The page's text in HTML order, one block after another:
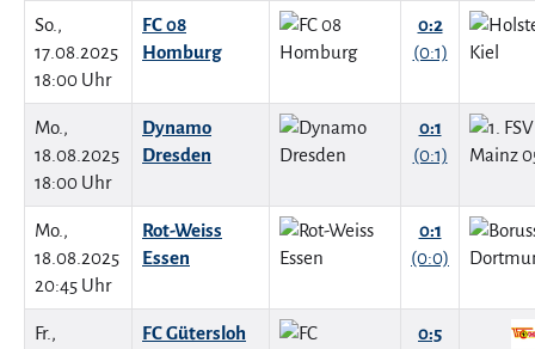
So.,
17.08.2025
18:00 Uhr
FC 08
Homburg
0:2
(0:1)
Mo.,
18.08.2025
18:00 Uhr
Dynamo
Dresden
0:1
(0:1)
Mo.,
18.08.2025
20:45 Uhr
Rot-Weiss
Essen
0:1
(0:0)
Fr.,
FC Gütersloh
0:5